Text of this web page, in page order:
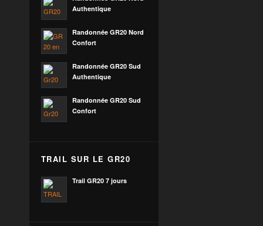
Authentique
Randonnée GR20 Nord
Confort
Randonnée GR20 Sud
Authentique
Randonnée GR20 Sud
Confort
TRAIL SUR LE GR20
Trail GR20 7 jours